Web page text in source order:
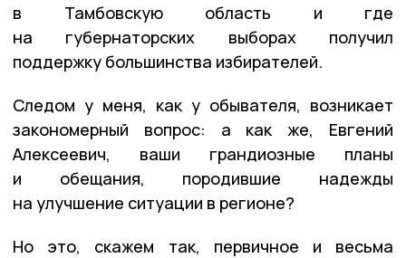
в Тамбовскую область и где
на губернаторских выборах получил
поддержку большинства избирателей.
Следом у меня, как у обывателя, возникает
закономерный вопрос: а как же, Евгений
Алексеевич, ваши грандиозные планы
и обещания, породившие надежды
на улучшение ситуации в регионе?
Но это, скажем так, первичное и весьма